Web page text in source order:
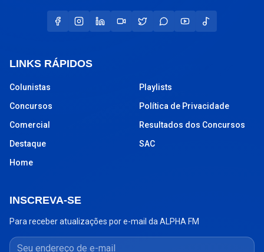
LINKS RÁPIDOS
Colunistas
Concursos
Comercial
Destaque
Home
Playlists
Política de Privacidade
Resultados dos Concursos
SAC
INSCREVA-SE
Para receber atualizações por e-mail da ALPHA FM
Seu endereço de e-mail